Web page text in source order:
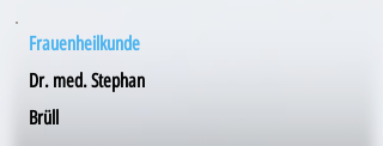
Frauenheilkunde
Dr. med. Stephan
Brüll